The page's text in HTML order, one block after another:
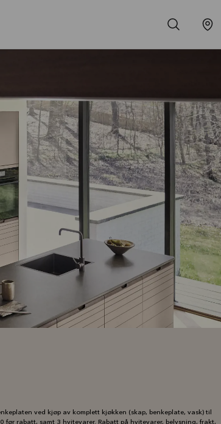
ved kjøp av komplett kjøkken (skap, benkeplate, vask) til
før rabatt, samt 3 hvitevarer. Rabatt på hvitevarer, belysning, frakt,